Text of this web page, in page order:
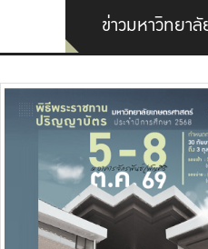
ข่าวมหาวิทยา